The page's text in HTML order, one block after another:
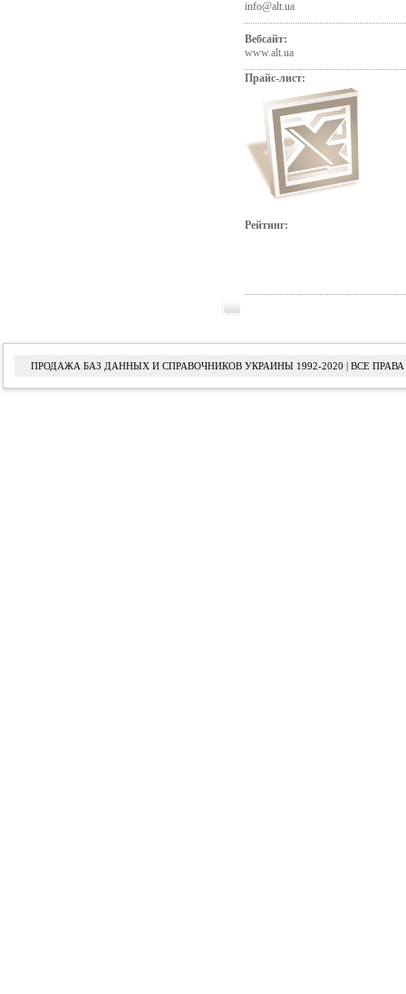
info@alt.ua
Вебсайт:
www.alt.ua
Прайс-лист:
Рейтинг:
ПРОДАЖА БАЗ ДАННЫХ И СПРАВОЧНИКОВ УКРАИНЫ 1992-2020 | ВСЕ